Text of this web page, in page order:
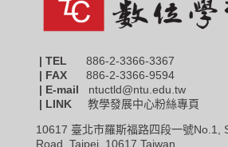
| TEL 886-2-3366-3367
| FAX
886-2-3366-9594
| E-mail ntuctld@ntu.edu.tw
| LINK 教學發展中心粉絲專頁
10617 臺北市羅斯福路四段一號No.1,
Road, Taipei, 10617 Taiwan